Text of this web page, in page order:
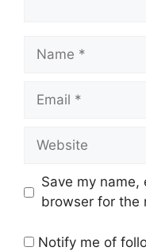
Name
Email
Website
Save my
browser for the
Notify me of